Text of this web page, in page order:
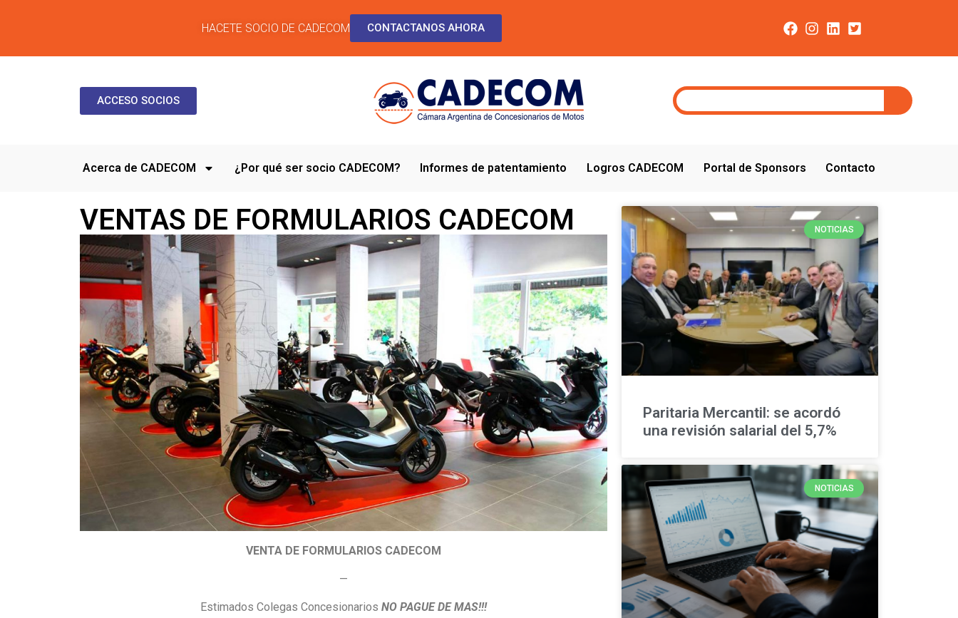
HACETE SOCIO DE CADECOM CONTACTANOS AHORA
ACCESO SOCIOS
Acerca de CADECOM ¿Por qué ser socio CADECOM? Informes de patentamiento Logros CADECOM Portal de Sponsors Contacto
VENTAS DE FORMULARIOS CADECOM
VENTA DE FORMULARIOS CADECOM
—
Estimados Colegas Concesionarios NO PAGUE DE MAS!!!
NOTICIAS
Paritaria Mercantil: se acordó
una revisión salarial del 5,7%
NOTICIAS